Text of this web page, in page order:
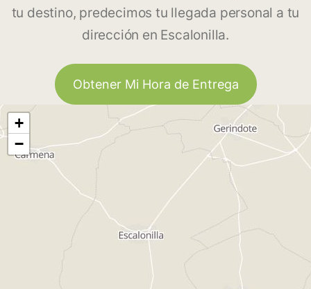
tu destino, predecimos tu llegada personal a tu
dirección en Escalonilla.
Obtener Mi Hora de Entrega
+
−